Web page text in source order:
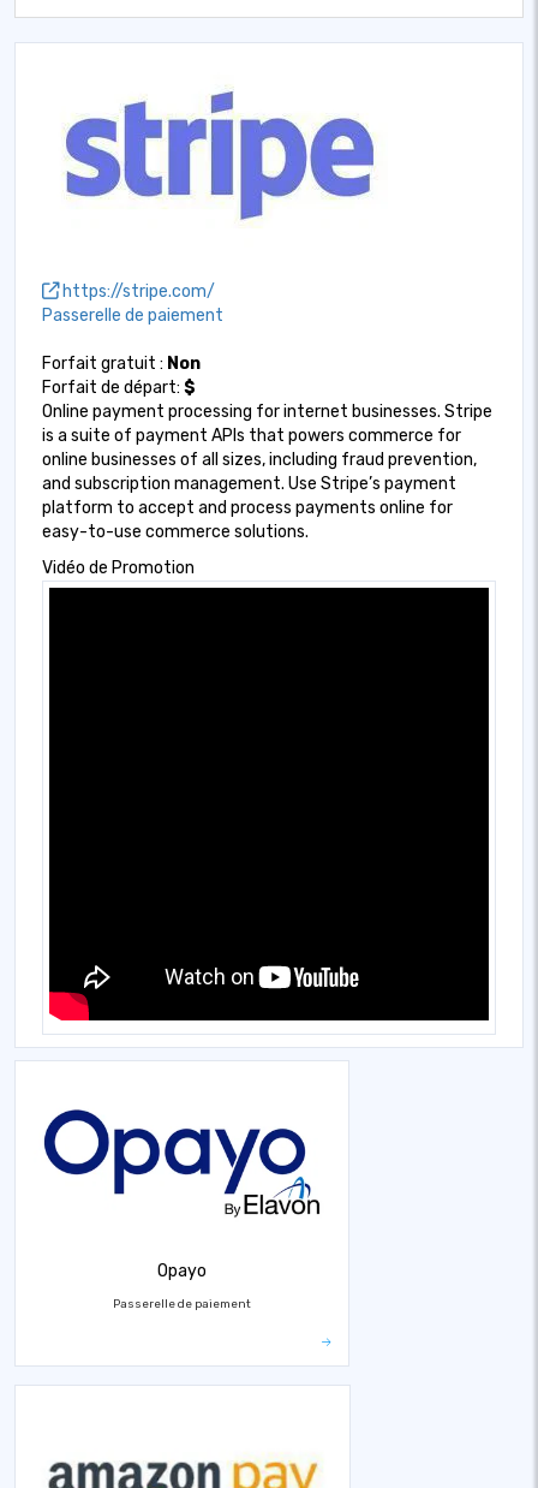
https://stripe.com/
Passerelle de paiement
Forfait gratuit : Non
Forfait de départ: $
Online payment processing for internet businesses. Stripe
is a suite of payment APIs that powers commerce for
online businesses of all sizes, including fraud prevention,
and subscription management. Use Stripe’s payment
platform to accept and process payments online for
easy-to-use commerce solutions.
Vidéo de Promotion
Opayo
Passerelle de paiement